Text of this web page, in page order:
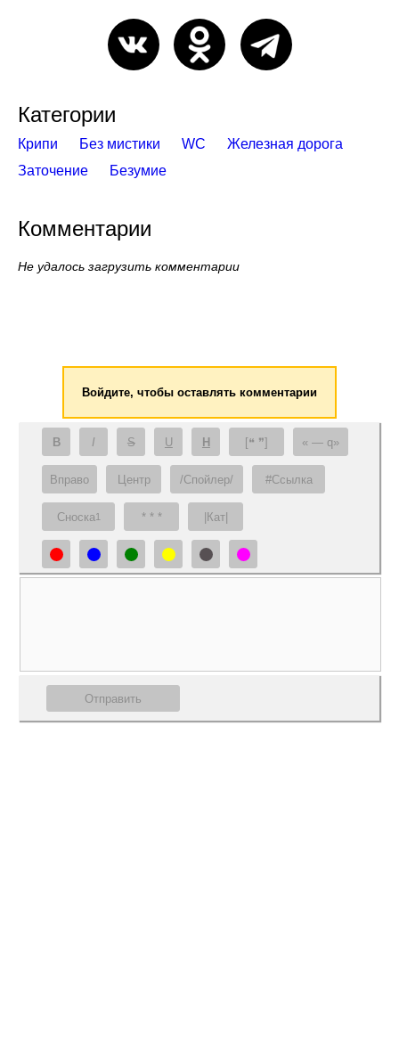
Категории
Крипи Без мистики WC
Железная дорога
Заточение
Безумие
Комментарии
Не удалось загрузить комментарии
Войдите, чтобы оставлять комментарии
B I S U H [❝ ❞] — q
Вправо Центр /Спойлер/ #Ссылка
Сноска1 * * * |Кат|